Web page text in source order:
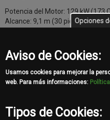
Potencia del Motor: 129 kW (173
Alcance: 9,1 m (30 pies 0 pulg.)
m (30,0 pies)
Opciones
Aviso de Cookies:
Usamos cookies para mejorar la
web. Para más informaciones:
Tipos de Cookies: